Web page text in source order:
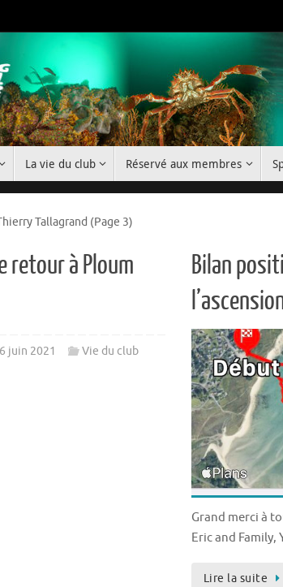
La vie du club Réservé aux membres
Tallagrand (Page 3)
retour à Ploum
6 juin 2021 Vie du club
Bilan
Grand merci à
Eric and Family,
Lire la suite